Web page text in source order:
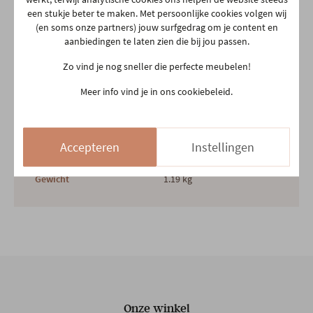
Hoofdkleur Wit
Gewicht 1.19 kg
Onze winkel
een stukje beter te maken. Met persoonlijke cookies volgen wij
(en soms onze partners) jouw surfgedrag om je content en
aanbiedingen te laten zien die bij jou passen.
Zo vind je nog sneller die perfecte meubelen!
Meer info vind je in ons cookiebeleid.
Accepteren Instellingen